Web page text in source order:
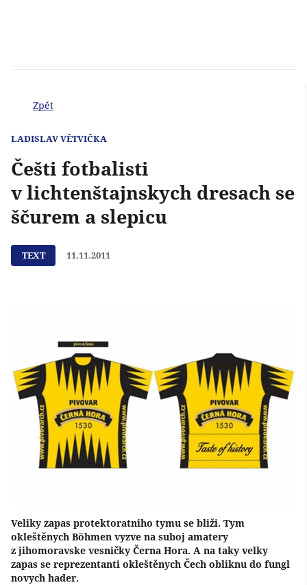
Zpět
LADISLAV VĚTVIČKA
Češti fotbalisti
v lichtenštajnskych dresach se
ščurem a slepicu
TEXT 11.11.2011
Veliky zapas protektoratniho tymu se bliži. Tym
okleštěnych Böhmen vyzve na suboj amatery
z jihomoravske vesničky Černa Hora. A na taky velky
zapas se reprezentanti okleštěnych Čech obliknu do fungl
novych hader.